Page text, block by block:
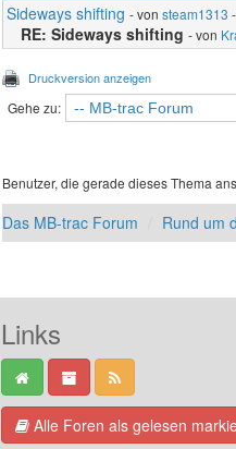
Sideways shifting - vonsteam1313
RE: Sideways shifting - von
Druckversion anzeigen
Gehe zu:
Benutzer, die gerade dieses Thema
Das MB-trac Forum Rund um
Links
Alle Foren als gelesen